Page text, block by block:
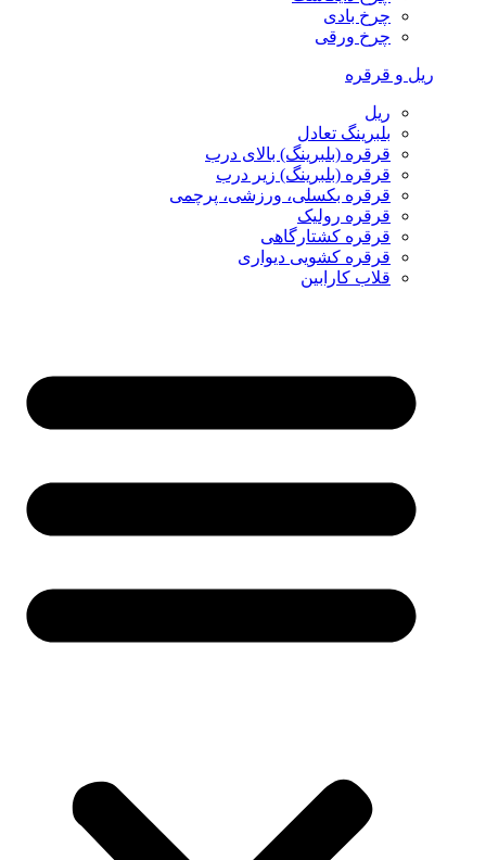
چرخ بادی
چرخ ورقی
ریل و قرقره
ریل
بلبرینگ تعادل
قرقره (بلبرینگ) بالای درب
قرقره (بلبرینگ) زیر درب
قرقره بکسلی، ورزشی، پرچمی
قرقره رولیک
قرقره کشتارگاهی
قرقره کشویی دیواری
قلاب کارابین